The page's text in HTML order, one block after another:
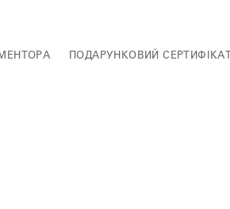
ПОДАРУНКОВИЙ СЕРТИФІКАТ